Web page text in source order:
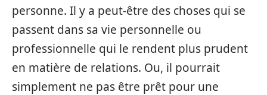
personne. Il y a peut-être des choses qui se
passent dans sa vie personnelle ou
professionnelle qui le rendent plus prudent
en matière de relations. Ou, il pourrait
simplement ne pas être prêt pour une